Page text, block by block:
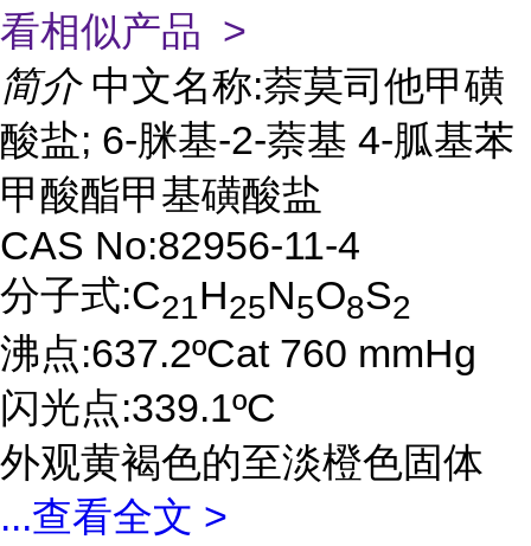
看相似产品 >
简介 中文名称:萘莫司他甲磺
酸盐; 6-脒基-2-萘基 4-胍基苯
甲酸酯甲基磺酸盐
CAS No:82956-11-4
分子式:C21H25N5O8S2
沸点:637.2ºCat 760 mmHg
闪光点:339.1ºC
外观黄褐色的至淡橙色固体
...查看全文 >